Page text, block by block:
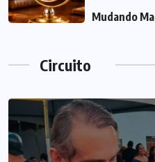
Mudando
Circuito